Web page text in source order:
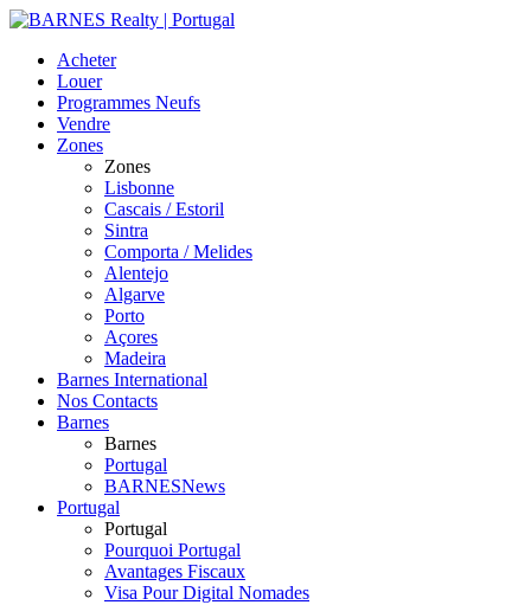
Acheter
Louer
Programmes Neufs
Vendre
Zones
Zones
Lisbonne
Cascais / Estoril
Sintra
Comporta / Melides
Alentejo
Algarve
Porto
Açores
Madeira
Barnes International
Nos Contacts
Barnes
Barnes
Portugal
BARNESNews
Portugal
Portugal
Pourquoi Portugal
Avantages Fiscaux
Visa Pour Digital Nomades